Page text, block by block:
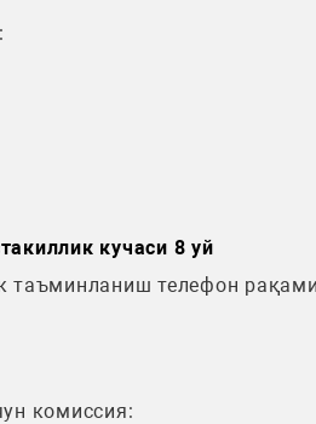
кучаси 8 уй
таъминланиш телефон
комиссия: